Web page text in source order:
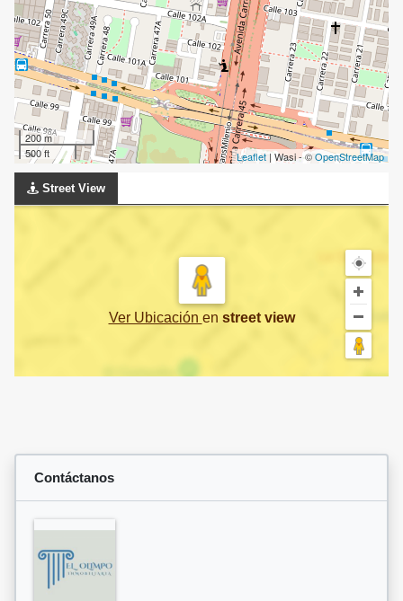
200 m
500 ft
Leaflet | Wasi - ©OpenStreetMap
Street View
Ver Ubicación en street view
Contáctanos